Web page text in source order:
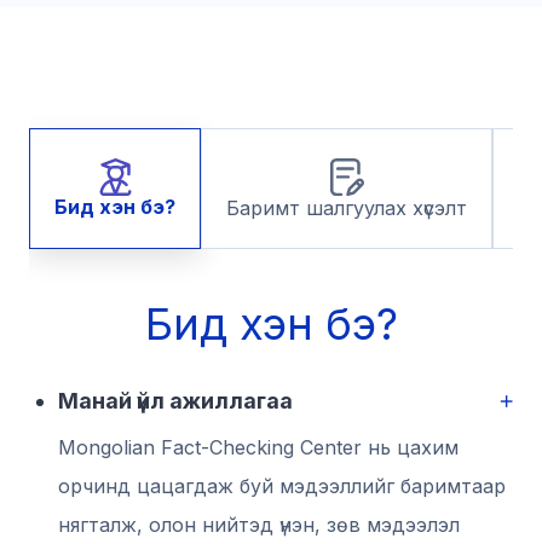
Бид хэн бэ? Баримт шалгуулах хүсэлт
Бид хэн бэ?
Манай үйл ажиллагаа
Mongolian Fact-Checking Center нь цахим
орчинд цацагдаж буй мэдээллийг баримтаар
нягталж, олон нийтэд үнэн, зөв мэдээлэл